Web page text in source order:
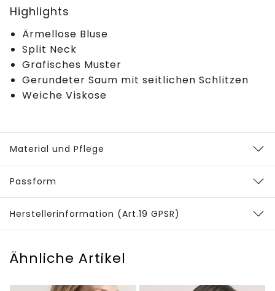
Highlights
Ärmellose Bluse
Split Neck
Grafisches Muster
Gerundeter Saum mit seitlichen Schlitzen
Weiche Viskose
Material und Pflege
Passform
Herstellerinformation (Art.19 GPSR)
Ähnliche Artikel